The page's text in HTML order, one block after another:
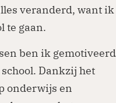
veranderd, want ik
te gaan.
ben ik gemotiveerd
Dankzij het
onderwijs en